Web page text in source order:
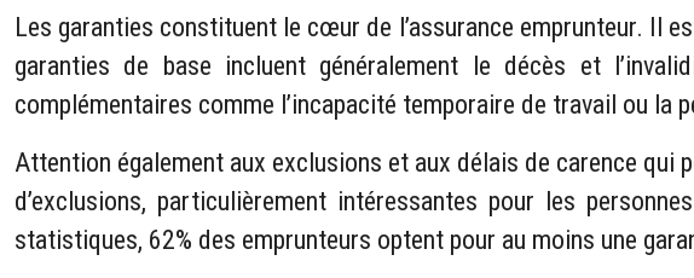
Les garanties constituent le cœur de l’assurance emprunteur. Il
garanties de base incluent généralement le décès et
complémentaires comme l’incapacité temporaire de travail ou
Attention également aux exclusions et aux délais de carence
d’exclusions, particulièrement intéressantes pour les
statistiques, 62% des emprunteurs optent pour au moins une